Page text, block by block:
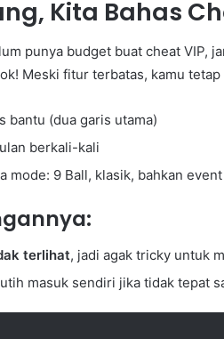
Kita Bahas
punya budget buat cheat VIP,
Meski fitur terbatas, kamu tetap
bantu (dua garis utama)
berkali-kali
mode: 9 Ball, klasik, bahkan event
terlihat, jadi agak tricky untuk
masuk sendiri jika tidak tepat